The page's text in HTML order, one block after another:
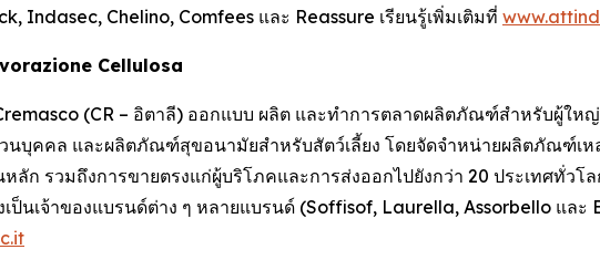
Indasec, Chelino, Comfees และ Reassure เรียนรู้เพิ่มเติมที่
Cellulosa
(CR – อิตาลี) ออกแบบ ผลิต และทำการตลาดผลิตภัณฑ์สำหรับผู้ใ
วนบุคคล และผลิตภัณฑ์สุขอนามัยสำหรับสัตว์เลี้ยง โดยจัดจำหน่ายผลิตภัณฑ์เ
ลัก รวมถึงการขายตรงแก่ผู้บริโภคและการส่งออกไปยังกว่า 20 ประเทศทั่ว
ป็นเจ้าของแบรนด์ต่าง ๆ หลายแบรนด์ (Soffisof, Laurella, Assorbello แล